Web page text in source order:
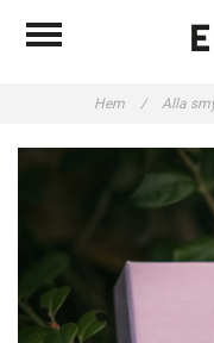
Hem / Alla